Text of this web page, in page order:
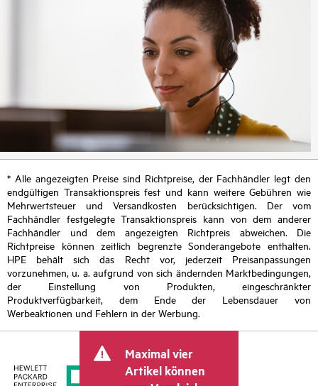
* Alle angezeigten Preise sind Richtpreise, der Fachhändler legt den
endgültigen Transaktionspreis fest und kann weitere Gebühren wie
Mehrwertsteuer und Versandkosten berücksichtigen. Der vom
Fachhändler festgelegte Transaktionspreis kann von dem anderer
Fachhändler und dem angezeigten Richtpreis abweichen. Die
Richtpreise können zeitlich begrenzte Sonderangebote enthalten.
HPE behält sich das Recht vor, jederzeit Preisanpassungen
vorzunehmen, u. a. aufgrund von sich ändernden Marktbedingungen,
der Einstellung von Produkten, eingeschränkter
Produktverfügbarkeit, dem Ende der Lebensdauer von
Werbeaktionen und Fehlern in der Werbung.
Maximal vier
Artikel können